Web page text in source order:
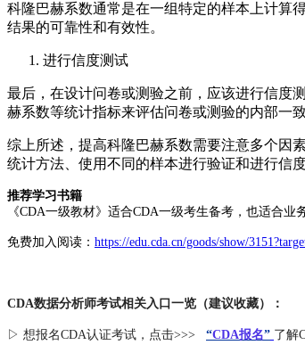
科隆巴赫系数通常是在一组特定的样本上计算
结果的可靠性和有效性。
进行信度测试
最后，在设计问卷或测验之前，应该进行信度
赫系数等统计指标来评估问卷或测验的内部一致
综上所述，提高科隆巴赫系数需要注意多个因
统计方法、使用不同的样本进行验证和进行信
推荐学习书籍
《CDA一级教材》适合CDA一级考生备考，也适合
免费加入阅读： https://edu.cda.cn/goods/show/
CDA数据分析师考试相关入口一览（建议收藏）：
▷ 想报名CDA认证考试，点击>>> “CDA报名” 了解